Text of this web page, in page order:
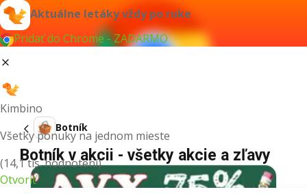
Aktuálne letáky vždy po ruke
Pridať do Chrome - ZADARMO
Kimbino
Všetky ponuky na jednom mieste
(14,1 tis. hodnotení)
Otvoriť
Botník
Botník v akcii - všetky akcie a zľavy